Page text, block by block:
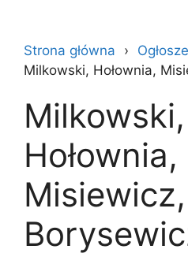
Strona główna
Milkowski, Hołownia,
Milkowski,
Hołownia,
Misiewicz,